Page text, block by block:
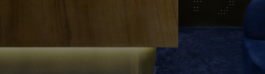
světelné konstelace